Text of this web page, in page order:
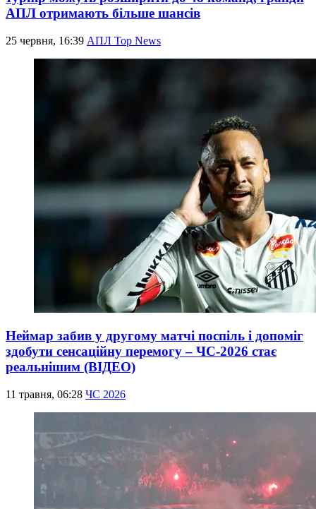
АПЛ отримають більше шансів
25 червня, 16:39 АПЛ Top News
Неймар забив у другому матчі поспіль і допоміг
здобути сенсаційну перемогу – ЧС-2026 стає
реальнішим (ВІДЕО)
11 травня, 06:28 ЧС 2026